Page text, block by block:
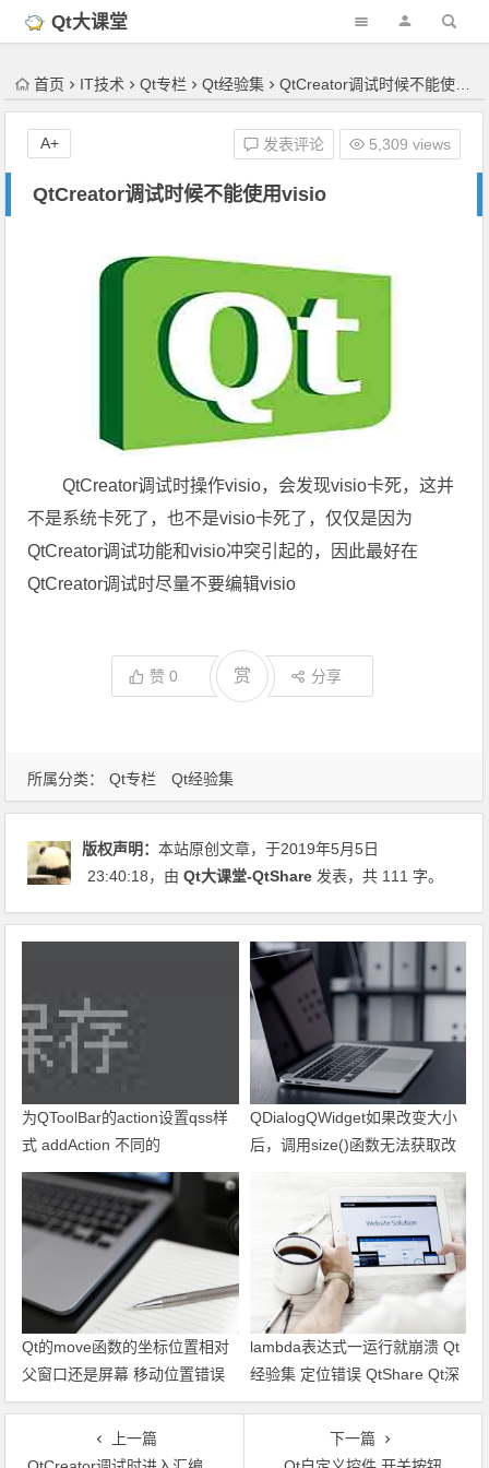
'); })(); Qt大课堂
首页 IT技术 Qt专栏 Qt经验集 QtCreator调试时候不能使用visio
QtCreator调试时候不能使用visio
发表评论 5,309 views
A+
所属分类： Qt专栏 Qt经验集
QtCreator调试时操作visio，会发现visio卡死，这并
不是系统卡死了，也不是visio卡死了，仅仅是因为
QtCreator调试功能和visio冲突引起的，因此最好在
QtCreator调试时尽量不要编辑visio
赞0 赏 分享
版权声明：本站原创文章，于2019年5月5日
23:40:18，由Qt大课堂-QtShare 发表，共 111 字。
为QToolBar的action设置qss样
式 addAction 不同的
QToolButton根据text在qss中分
别设置icon qss为QToolButton
设置toolButtonStyle 只显示图片
QDialogQWidget如果改变大小
后，调用size()函数无法获取改
变后的值 及时更新 Qt经验 问题
Qt大课堂 QtShare
Qt的move函数的坐标位置相对
父窗口还是屏幕 移动位置错误
QDialog QWidget Qt坐标系 Qt
大课堂 QtShare
lambda表达式一运行就崩溃 Qt
经验集 定位错误 QtShare Qt深
入学习
上一篇
下一篇